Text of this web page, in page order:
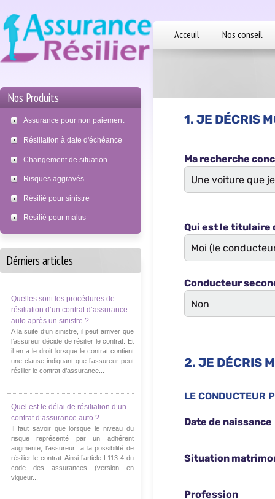
Acceuil Nos conseil
Nos Produits
Assurance pour non paiement
Résiliation à date d'échéance
Changement de situation
Risques aggravés
Résilié pour sinistre
Résilié pour malus
Dérniers articles
Quelles sont les procédures de
résiliation d’un contrat d’assurance
auto après un sinistre ?
A la suite d’un sinistre, il peut arriver que
l’assureur décide de résilier le contrat. Et
il en a le droit lorsque le contrat contient
une clause indiquant que l’assureur peut
résilier le contrat d’assurance...
Quel est le délai de résiliation d’un
contrat d’assurance auto ?
Il faut savoir que lorsque le niveau du
risque représenté par un adhérent
augmente, l’assureur a la possibilité de
résilier le contrat. Ainsi l’article L113-4 du
code des assurances (version en
vigueur...